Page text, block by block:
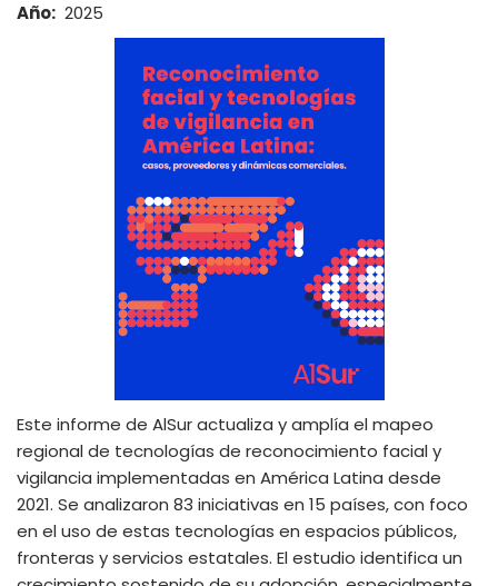
Año 2025
Este informe de AlSur actualiza y amplía el mapeo
regional de tecnologías de reconocimiento facial y
vigilancia implementadas en América Latina desde
2021. Se analizaron 83 iniciativas en 15 países, con foco
en el uso de estas tecnologías en espacios públicos,
fronteras y servicios estatales. El estudio identifica un